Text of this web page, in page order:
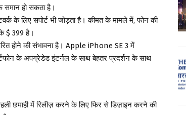
हो सकता है।
के लिए सपोर्ट भी जोड़ता है। कीमत के मामले में, फोन की
$ 399 है।
होने की संभावना है। Apple iPhone SE 3 में
के अपग्रेडेड इंटर्नल के साथ बेहतर प्रदर्शन के साथ
छमाही में रिलीज़ करने के लिए फिर से डिज़ाइन करने की